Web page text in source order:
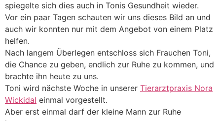
spiegelte sich dies auch in Tonis Gesundheit wieder.
Vor ein paar Tagen schauten wir uns dieses Bild an und
auch wir konnten nur mit dem Angebot von einem Platz
helfen.
Nach langem Überlegen entschloss sich Frauchen Toni,
die Chance zu geben, endlich zur Ruhe zu kommen, und
brachte ihn heute zu uns.
Toni wird nächste Woche in unserer Tierarztpraxis Nora
Wickidal einmal vorgestellt.
Aber erst einmal darf der kleine Mann zur Ruhe